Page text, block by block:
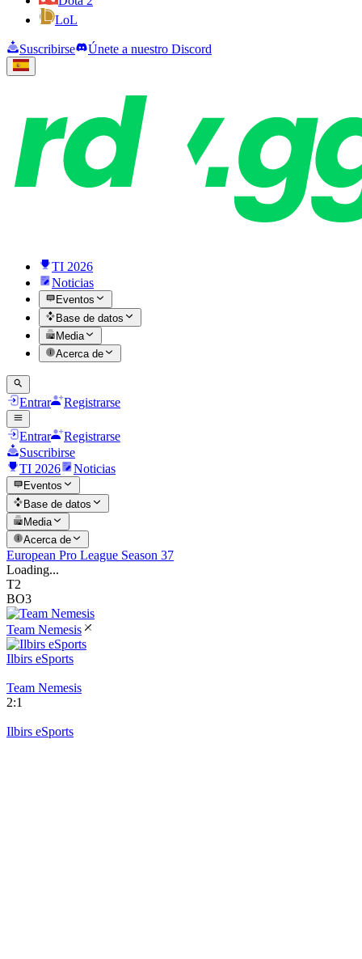
LoL
Suscribirse Únete a nuestro Discord
TI 2026
Noticias
Eventos
Base de datos
Media
Acerca de
Entrar Registrarse
Entrar
Registrarse
Suscribirse
TI 2026
Noticias
Eventos
Base de datos
Media
Acerca de
European Pro League Season 37
Loading...
T2
BO3
Team Nemesis
Ilbirs eSports
Team Nemesis
2:1
Ilbirs eSports